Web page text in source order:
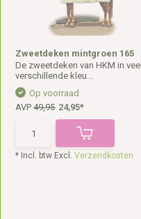
Zweetdeken mintgroen 165
De zweetdeken van HKM in veel
verschillende kleu...
Op voorraad
AVP49,95 24,95*
* Incl. btw Excl.Verzendkosten